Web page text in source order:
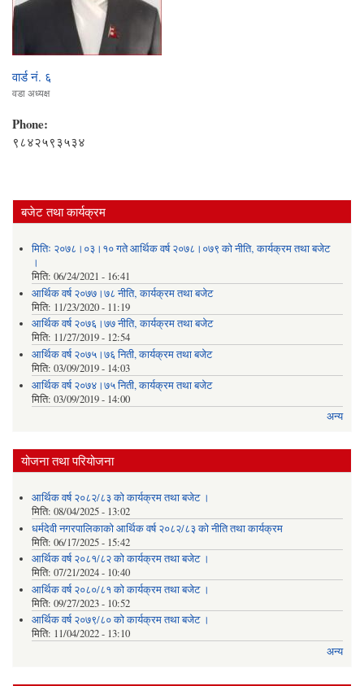
वार्ड नं. ६
वडा अध्यक्ष
Phone:
९८४२५९३५३४
बजेट तथा कार्यक्रम
मितिः २०७८।०३।१० गते आर्थिक वर्ष २०७८।०७९ को नीति‚ कार्यक्रम तथा बजेट
।
मिति: 06/24/2021 - 16:41
आर्थिक वर्ष २०७७।७८ नीति‚ कार्यक्रम तथा बजेट
मिति: 11/23/2020 - 11:19
आर्थिक वर्ष २०७६।७७ नीति‚ कार्यक्रम तथा बजेट
मिति: 11/27/2019 - 12:54
आर्थिक वर्ष २०७५।७६ निती, कार्यक्रम तथा बजेट
मिति: 03/09/2019 - 14:03
आर्थिक वर्ष २०७४।७५ निती, कार्यक्रम तथा बजेट
मिति: 03/09/2019 - 14:00
अन्य
योजना तथा परियोजना
आर्थिक वर्ष २०८२/८३ को कार्यक्रम तथा बजेट ।
मिति: 08/04/2025 - 13:02
धर्मदेवी नगरपालिकाको आर्थिक वर्ष २०८२/८३ को नीति तथा कार्यक्रम
मिति: 06/17/2025 - 15:42
आर्थिक वर्ष २०८१/८२ को कार्यक्रम तथा बजेट ।
मिति: 07/21/2024 - 10:40
आर्थिक वर्ष २०८०/८१ को कार्यक्रम तथा बजेट ।
मिति: 09/27/2023 - 10:52
आर्थिक वर्ष २०७९/८० को कार्यक्रम तथा बजेट ।
मिति: 11/04/2022 - 13:10
अन्य